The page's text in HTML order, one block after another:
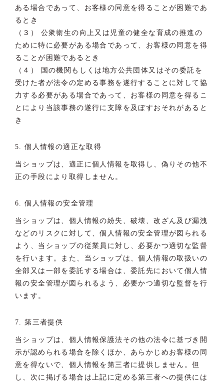
ある場合であって、お客様の同意を得ることが困難であ
るとき
（３） 公衆衛生の向上又は児童の健全な育成の推進の
ために特に必要がある場合であって、お客様の同意を得
ることが困難であるとき
（４） 国の機関もしくは地方公共団体又はその委託を
受けた者が法令の定める事務を遂行することに対して協
力する必要がある場合であって、お客様の同意を得るこ
とにより当該事務の遂行に支障を及ぼすおそれがあると
き
5. 個人情報の適正な取得
当ショップは、適正に個人情報を取得し、偽りその他不
正の手段により取得しません。
6. 個人情報の安全管理
当ショップは、個人情報の紛失、破壊、改ざん及び漏洩
などのリスクに対して、個人情報の安全管理が図られる
よう、当ショップの従業員に対し、必要かつ適切な監督
を行います。また、当ショップは、個人情報の取扱いの
全部又は一部を委託する場合は、委託先において個人情
報の安全管理が図られるよう、必要かつ適切な監督を行
います。
7. 第三者提供
当ショップは、個人情報保護法その他の法令に基づき開
示が認められる場合を除くほか、あらかじめお客様の同
意を得ないで、個人情報を第三者に提供しません。但
し、次に掲げる場合は上記に定める第三者への提供には